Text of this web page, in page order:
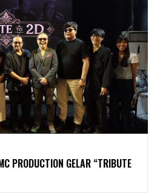
PRODUCTION GELAR “TRIBUTE